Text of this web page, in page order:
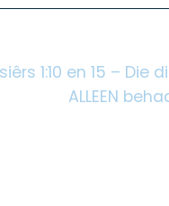
1:10 en 15 – Die
ALLEEN